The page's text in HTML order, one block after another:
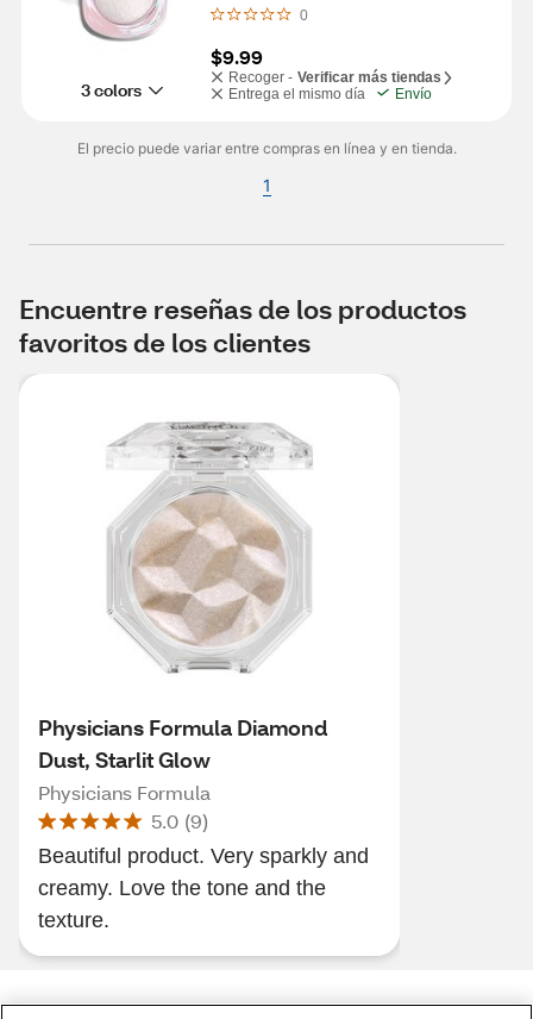
3 colors
0
$9.99
Recoger - Verificar más tiendas
Entrega el mismo día
Envío
El precio puede variar entre compras en línea y en tienda.
1
Encuentre reseñas de los productos
favoritos de los clientes
Physicians Formula Diamond
Dust, Starlit Glow
Physicians Formula
5.0 (9)
Beautiful product. Very sparkly and
creamy. Love the tone and the
texture.